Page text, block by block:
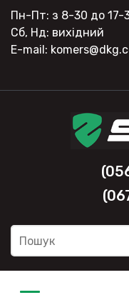
Пн-Пт: з 8-30 до 17-
Сб, Нд: вихідний
E-mail: